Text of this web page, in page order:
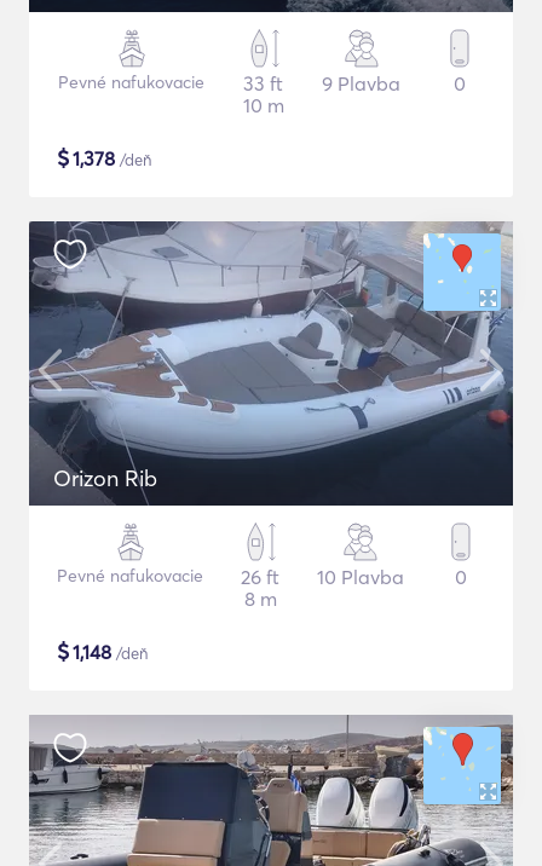
Pevné nafukovacie
33 ft
10 m
9 Plavba 0
$1,378 /deň
Orizon Rib
Pevné nafukovacie
26 ft
8 m
10 Plavba 0
$1,148 /deň